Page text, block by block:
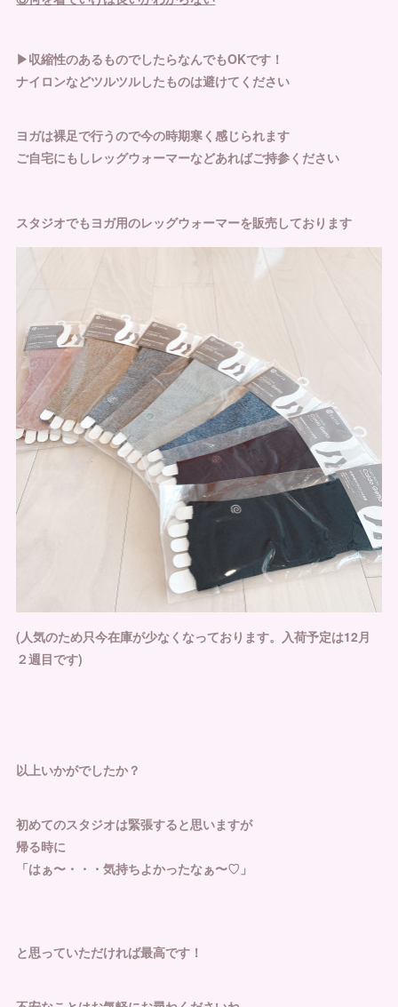
▶︎収縮性のあるものでしたらなんでもOKです！
ナイロンなどツルツルしたものは避けてください
ヨガは裸足で行うので今の時期寒く感じられます
ご自宅にもしレッグウォーマーなどあればご持参ください
スタジオでもヨガ用のレッグウォーマーを販売しております
(人気のため只今在庫が少なくなっております。入荷予定は12月
２週目です)
以上いかがでしたか？
初めてのスタジオは緊張すると思いますが
帰る時に
「はぁ〜・・・気持ちよかったなぁ〜♡」
と思っていただければ最高です！